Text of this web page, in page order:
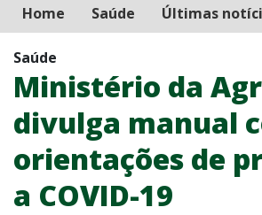
Home Saúde Últimas
Saúde
Ministério da
divulga manual
orientações de
a COVID-19